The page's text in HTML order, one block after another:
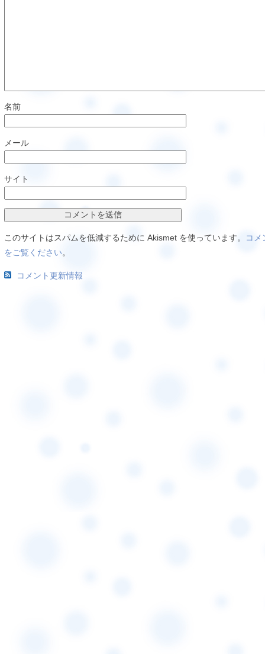
名前
メール
サイト
このサイトはスパムを低減するために Akismet を使っています。
コメ
をご覧ください。
コメント更新情報